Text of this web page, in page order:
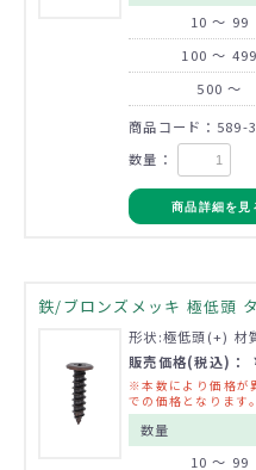
10 ～ 99
100 ～ 499
500 ～
商品コード：589-
数量：
商品詳細を見
鉄/ブロンズメッキ 極低頭
形状:極低頭(+) 材
販売価格(税込)：
※本数により価格が
での価格となります。
数量
10 ～ 99